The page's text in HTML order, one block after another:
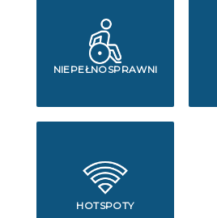
NIEPEŁNOSPRAWNI
HOTSPOTY